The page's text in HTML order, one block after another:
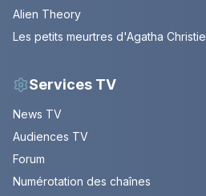
Alien Theory
Les petits meurtres d'Agatha Christie
Services TV
News TV
Audiences TV
Forum
Numérotation des chaînes